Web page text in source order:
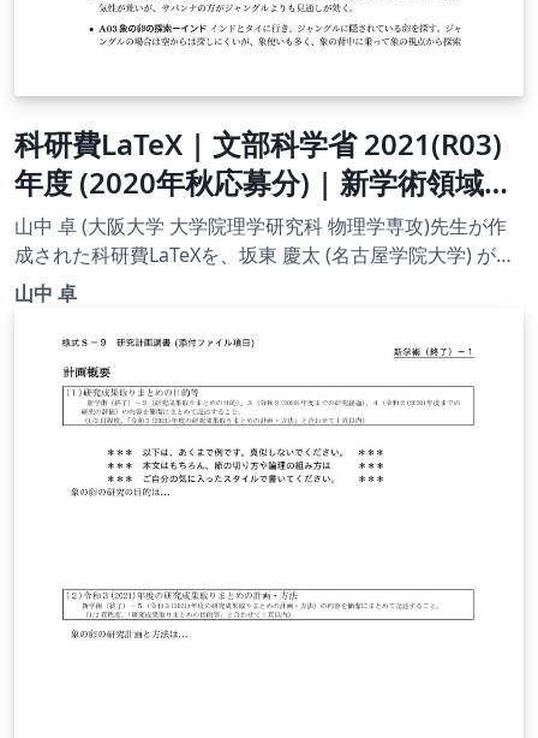
科研費LaTeX | 文部科学省 2021(R03)
年度 (2020年秋応募分) | 新学術領域研
究 | 学術変革領域研究(B) (領域計画書
(概要版)) 書き方マニュアル |
2020.12.03
山中 卓 (大阪大学 大学院理学研究科 物理学専攻)先生が作
成された科研費LaTeXを、坂東 慶太 (名古屋学院大学) が了
承を得てテンプレート登録しています。 詳細はこちら↓を
u.ac.jp/~taku/kakenhiLaTeX/
山中 卓